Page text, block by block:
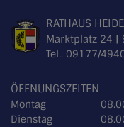
RATHAUS
Marktplatz 24 |
Tel.: 09177/
ÖFFNUNGSZEITEN
Montag
Dienstag